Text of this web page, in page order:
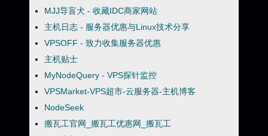
MJJ导盲犬 - 收藏IDC商家网站
主机日志 - 服务器优惠与Linux技术分享
VPSOFF - 致力收集服务器优惠
主机贴士
MyNodeQuery - VPS探针监控
VPSMarket-VPS超市-云服务器-主机博客
NodeSeek
搬瓦工官网_搬瓦工优惠网_搬瓦工